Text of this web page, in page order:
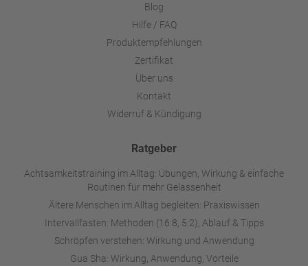
Blog
Hilfe / FAQ
Produktempfehlungen
Zertifikat
Über uns
Kontakt
Widerruf & Kündigung
Ratgeber
Achtsamkeitstraining im Alltag: Übungen, Wirkung & einfache
Routinen für mehr Gelassenheit
Ältere Menschen im Alltag begleiten: Praxiswissen
Intervallfasten: Methoden (16:8, 5:2), Ablauf & Tipps
Schröpfen verstehen: Wirkung und Anwendung
Gua Sha: Wirkung, Anwendung, Vorteile